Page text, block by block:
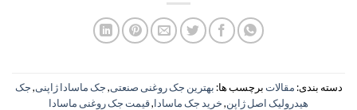
دسته بندی: مقالاتبرچسب ها: بهترین جک روغنی صنعتی,جک ماسادا ژاپنی,جک
هیدرولیک اصل ژاپن,خرید جک ماسادا,قیمت جک روغنی ماسادا